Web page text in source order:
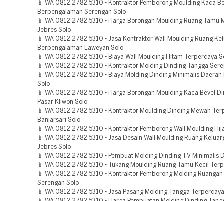
📱 WA 0812 2782 5310 - Kontraktor Pemborong Moulding Kaca
Berpengalaman Serengan Solo
📱 WA 0812 2782 5310 - Harga Borongan Moulding Ruang Tamu
Jebres Solo
📱 WA 0812 2782 5310 - Jasa Kontraktor Wall Moulding Ruang
Berpengalaman Laweyan Solo
📱 WA 0812 2782 5310 - Biaya Wall Moulding Hitam Terpercaya
📱 WA 0812 2782 5310 - Kontraktor Molding Dinding Tangga
📱 WA 0812 2782 5310 - Biaya Molding Dinding Minimalis Daerah
Solo
📱 WA 0812 2782 5310 - Harga Borongan Moulding Kaca Bevel
Pasar Kliwon Solo
📱 WA 0812 2782 5310 - Kontraktor Moulding Dinding Mewah
Banjarsari Solo
📱 WA 0812 2782 5310 - Kontraktor Pemborong Wall Moulding
📱 WA 0812 2782 5310 - Jasa Desain Wall Moulding Ruang
Jebres Solo
📱 WA 0812 2782 5310 - Pembuat Molding Dinding TV Minimalis
📱 WA 0812 2782 5310 - Tukang Moulding Ruang Tamu Kecil
📱 WA 0812 2782 5310 - Kontraktor Pemborong Molding Ruangan
Serengan Solo
📱 WA 0812 2782 5310 - Jasa Pasang Molding Tangga